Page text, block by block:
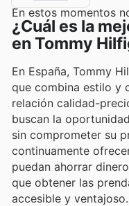
En estos momentos
¿Cuál es la
en Tommy
En España, Tommy
que combina estilo y
relación calidad-
buscan la
sin comprometer su
continuamente
puedan ahorrar
que obtener las
accesible y ventajoso.